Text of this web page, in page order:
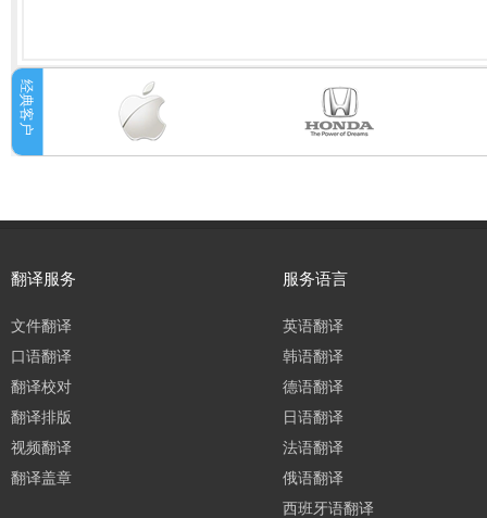
翻译服务
文件翻译
口语翻译
翻译校对
翻译排版
视频翻译
翻译盖章
服务语言
英语翻译
韩语翻译
德语翻译
日语翻译
法语翻译
俄语翻译
西班牙语翻译